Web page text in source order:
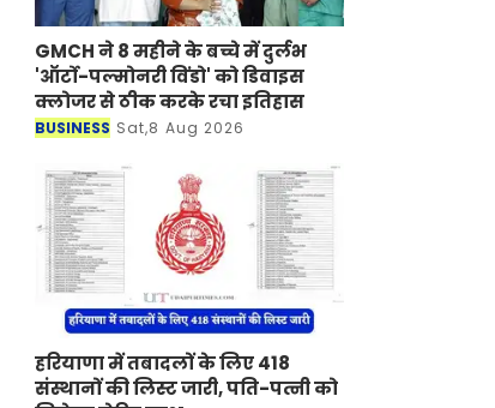
GMCH ने 8 महीने के बच्चे में दुर्लभ
'ऑर्टो-पल्मोनरी विंडो' को डिवाइस
क्लोजर से ठीक करके रचा इतिहास
BUSINESS Sat,8 Aug 2026
हरियाणा में तबादलों के लिए 418
संस्थानों की लिस्ट जारी, पति-पत्नी को